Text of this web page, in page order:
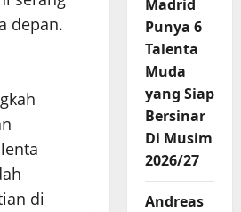
depan.
di
Madrid
Punya 6
Talenta
Muda
yang Siap
Bersinar
Di Musim
2026/27
Andreas